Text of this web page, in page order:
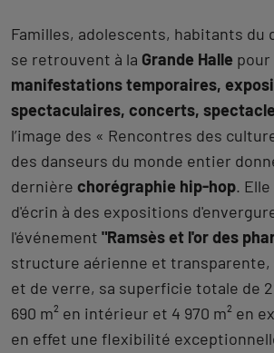
Familles, adolescents, habitants
se retrouvent à la Grande Halle
manifestations temporaires,
spectaculaires, concerts,
l’image des « Rencontres des
des danseurs du monde entier
dernière chorégraphie hip-hop.
d'écrin à des expositions
l'événement "Ramsès et l'or des
structure aérienne et transparente,
et de verre, sa superficie totale de
690 m² en intérieur et 4 970 m² en
en effet une flexibilité